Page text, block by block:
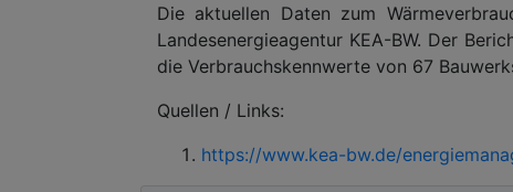
Die aktuellen Daten zum
Landesenergieagentur KEA-BW. Der
die Verbrauchskennwerte von 67
Quellen / Links:
https://www.kea-bw.de/